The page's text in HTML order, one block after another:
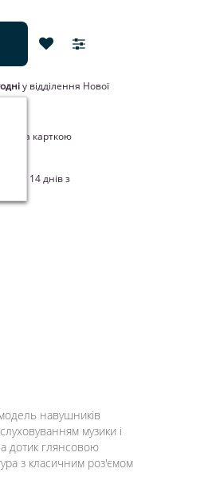
у відділення Нової
карткою
14 днів з
навушників
музики і
дотик глянсовою
з класичним роз'ємом